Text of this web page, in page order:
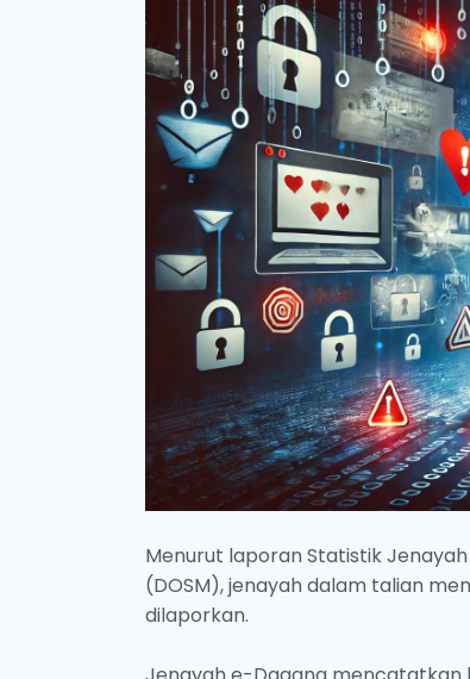
Menurut laporan Statistik
(DOSM), jenayah dalam talian
dilaporkan.